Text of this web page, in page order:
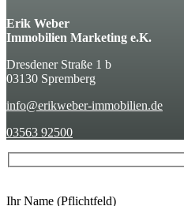
Erik Weber
Immobilien Marketing e.K.
Dresdener Straße 1 b
03130 Spremberg
info@erikweber-immobilien.de
03563 92500
Ihr Name (Pflichtfeld)